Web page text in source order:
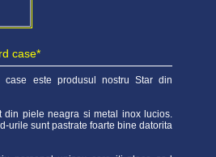
case*
case este produsul nostru Star din
din piele neagra si metal inox lucios.
urile sunt pastrate foarte bine datorita